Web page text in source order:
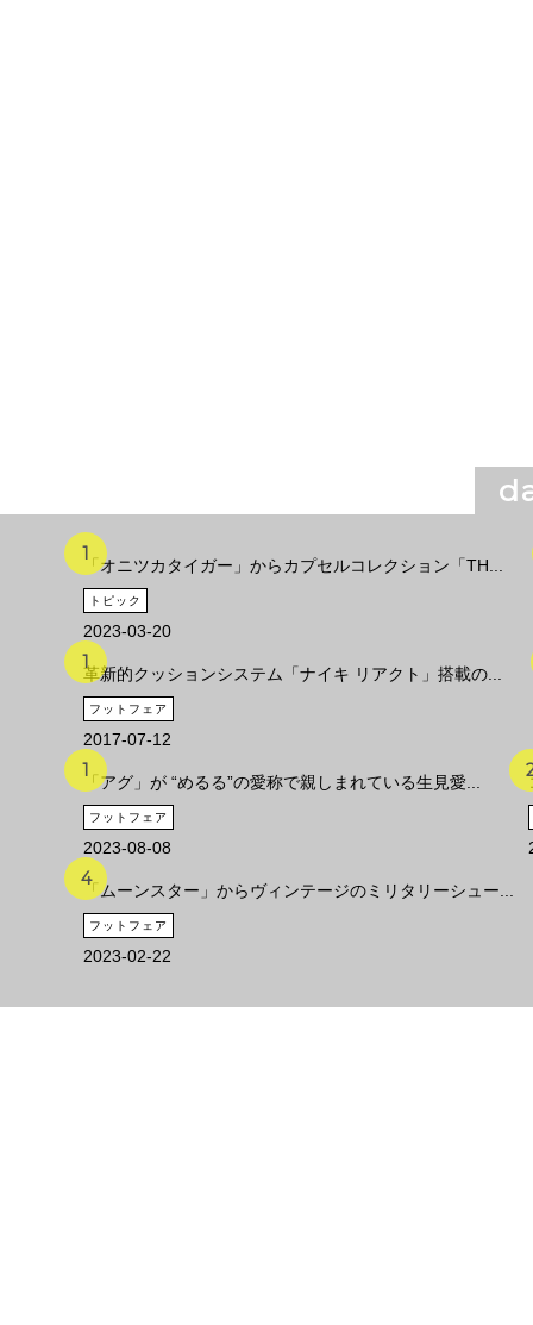
「オニツカタイガー」からカプセルコレクション「TH...
トピック
2023-03-20
革新的クッションシステム「ナイキ リアクト」搭載の...
フットフェア
2017-07-12
「アグ」が “めるる”の愛称で親しまれている生見愛...
フットフェア
2023-08-08
「ムーンスター」からヴィンテージのミリタリーシュー...
フットフェア
2023-02-22